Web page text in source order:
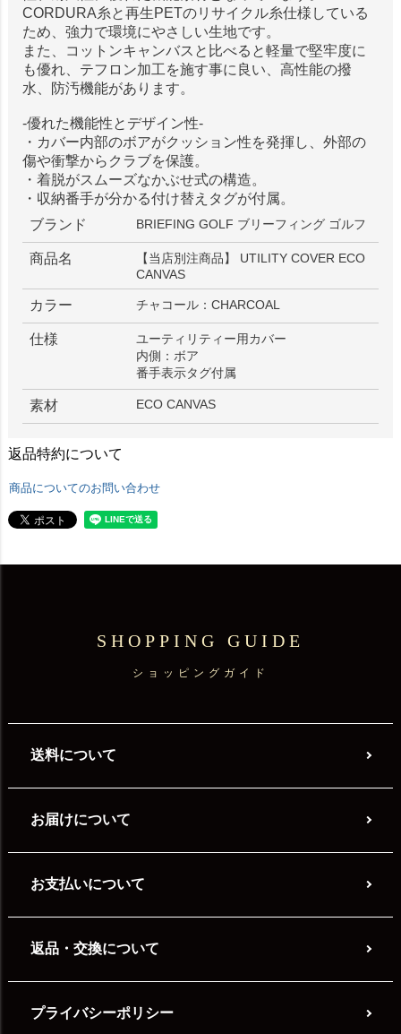
CORDURA糸と再生PETのリサイクル糸仕様している
ため、強力で環境にやさしい生地です。
また、コットンキャンバスと比べると軽量で堅牢度に
も優れ、テフロン加工を施す事に良い、高性能の撥
水、防汚機能があります。
-優れた機能性とデザイン性-
・カバー内部のボアがクッション性を発揮し、外部の
傷や衝撃からクラブを保護。
・着脱がスムーズなかぶせ式の構造。
・収納番手が分かる付け替えタグが付属。
ブランド
BRIEFING GOLF ブリーフィング ゴルフ
商品名
【当店別注商品】 UTILITY COVER ECO
CANVAS
カラー チャコール：CHARCOAL
仕様
ユーティリティー用カバー
内側：ボア
番手表示タグ付属
素材 ECO CANVAS
返品特約について
商品についてのお問い合わせ
SHOPPING GUIDE
ショッピングガイド
送料について
お届けについて
お支払いについて
返品・交換について
プライバシーポリシー